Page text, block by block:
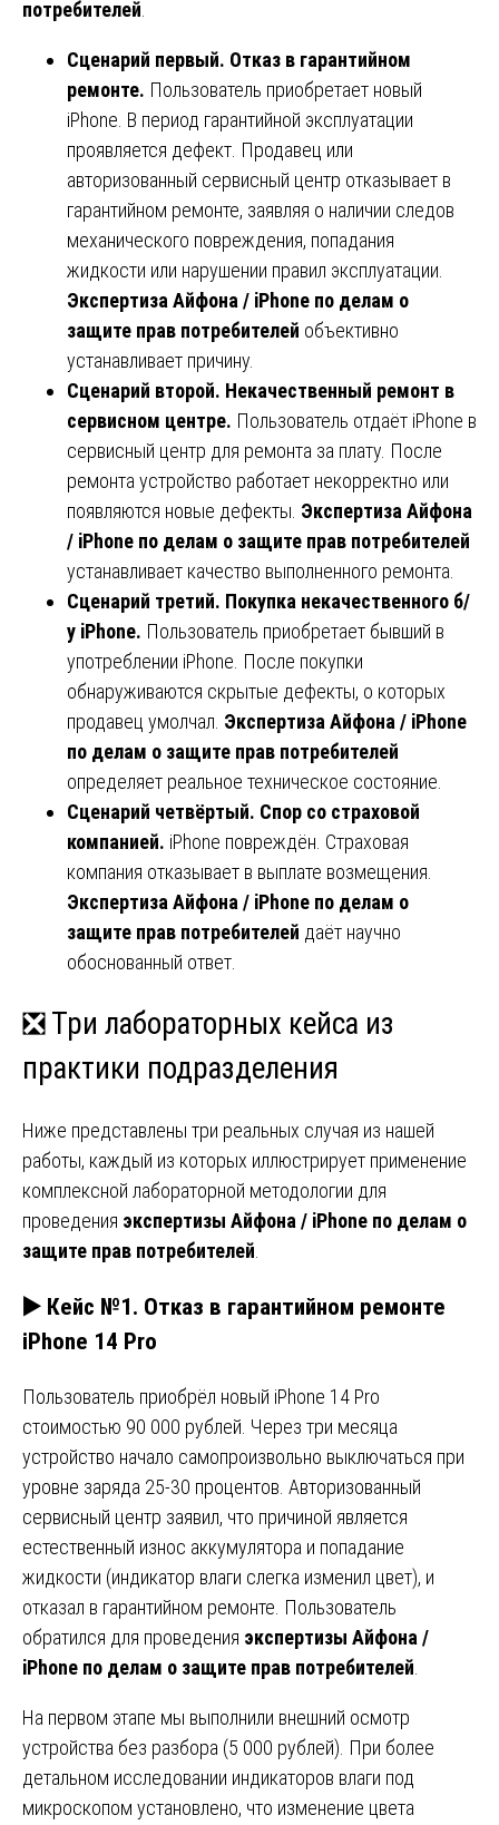
потребителей
Сценарий первый. Отказ в гарантийном
ремонте. Пользователь приобретает новый
iPhone. В период гарантийной эксплуатации
проявляется дефект. Продавец или
авторизованный сервисный центр отказывает в
гарантийном ремонте, заявляя о наличии следов
механического повреждения, попадания
жидкости или нарушении правил эксплуатации.
Экспертиза Айфона / iPhone по делам о
защите прав потребителей объективно
устанавливает причину.
Сценарий второй. Некачественный ремонт в
сервисном центре. Пользователь отдаёт iPhone в
сервисный центр для ремонта за плату. После
ремонта устройство работает некорректно или
появляются новые дефекты. Экспертиза Айфона
/ iPhone по делам о защите прав потребителей
устанавливает качество выполненного ремонта.
Сценарий третий. Покупка некачественного б/
у iPhone. Пользователь приобретает бывший в
употреблении iPhone. После покупки
обнаруживаются скрытые дефекты, о которых
продавец умолчал. Экспертиза Айфона / iPhone
по делам о защите прав потребителей
определяет реальное техническое состояние.
Сценарий четвёртый. Спор со страховой
компанией. iPhone повреждён. Страховая
компания отказывает в выплате возмещения.
Экспертиза Айфона / iPhone по делам о
защите прав потребителей даёт научно
обоснованный ответ.
❎ Три лабораторных кейса из
практики подразделения
Ниже представлены три реальных случая из нашей
работы, каждый из которых иллюстрирует применение
комплексной лабораторной методологии для
проведения экспертизы Айфона / iPhone по делам о
защите прав потребителей.
▶️ Кейс №1. Отказ в гарантийном ремонте
iPhone 14 Pro
Пользователь приобрёл новый iPhone 14 Pro
стоимостью 90 000 рублей. Через три месяца
устройство начало самопроизвольно выключаться при
уровне заряда 25-30 процентов. Авторизованный
сервисный центр заявил, что причиной является
естественный износ аккумулятора и попадание
жидкости (индикатор влаги слегка изменил цвет), и
отказал в гарантийном ремонте. Пользователь
обратился для проведения экспертизы Айфона /
iPhone по делам о защите прав потребителей.
На первом этапе мы выполнили внешний осмотр
устройства без разбора (5 000 рублей). При более
детальном исследовании индикаторов влаги под
микроскопом установлено, что изменение цвета